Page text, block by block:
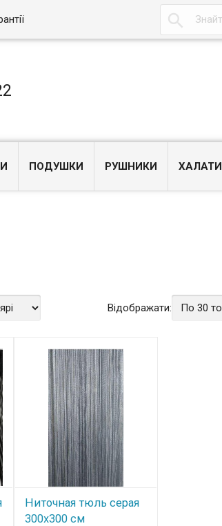

ПОДУШКИ РУШНИКИ ХАЛАТИ
Відображати:
Ниточная тюль серая
300x300 см